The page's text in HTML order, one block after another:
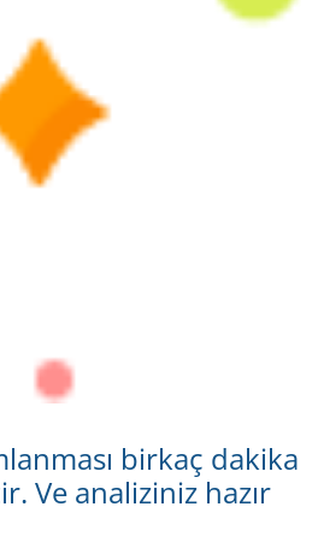
birkaç dakika
Ve analiziniz hazır